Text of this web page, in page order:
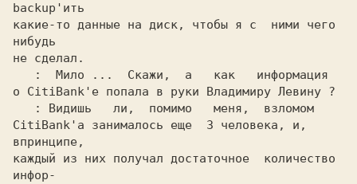
backup'ить
какие-то данные на диск, чтобы я с  ними чего
нибудь
не сделал.
:  Мило ...  Скажи,  а   как   информация
о CitiBank'е попала в руки Владимиру Левину ?
: Видишь   ли,  помимо   меня,  взломом
CitiBank'а занималось еще  3 человека, и,
впринципе,
каждый из них получал достаточное  количество
инфор-